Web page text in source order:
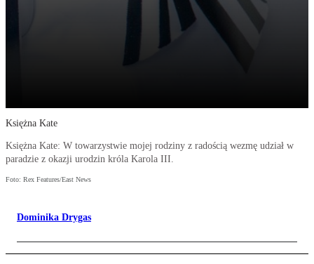
Księżna Kate
Księżna Kate: W towarzystwie mojej rodziny z radością wezmę udział w
paradzie z okazji urodzin króla Karola III.
Foto: Rex Features/East News
Dominika Drygas